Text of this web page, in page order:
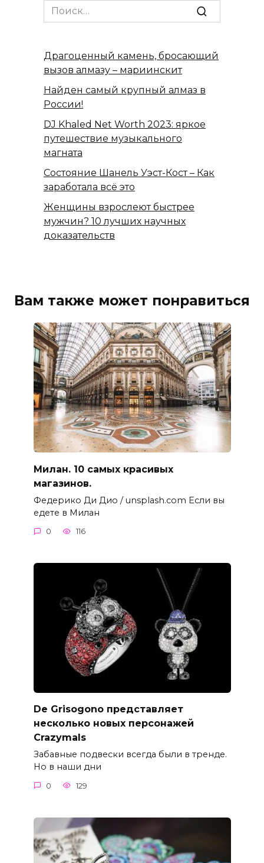
Search
for:
Драгоценный камень, бросающий
вызов алмазу – мариинскит
Найден самый крупный алмаз в
России!
DJ Khaled Net Worth 2023: яркое
путешествие музыкального
магната
Состояние Шанель Уэст-Кост – Как
заработала всё это
Женщины взрослеют быстрее
мужчин? 10 лучших научных
доказательств
Вам также может понравиться
Милан. 10 самых красивых
магазинов.
Федерико Ди Дио / unsplash.com Если вы
едете в Милан
0 116
De Grisogono представляет
несколько новых персонажей
Crazymals
Забавные подвески всегда были в тренде.
Но в наши дни
0 129